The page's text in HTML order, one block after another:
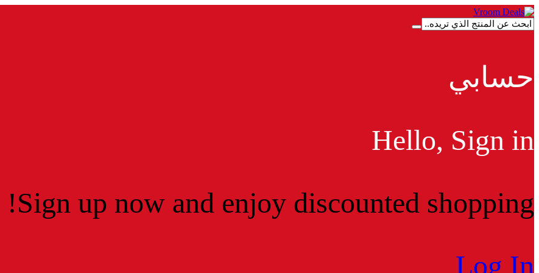
حسابي
Hello, Sign in
Sign up now and enjoy discounted shopping!
Log In